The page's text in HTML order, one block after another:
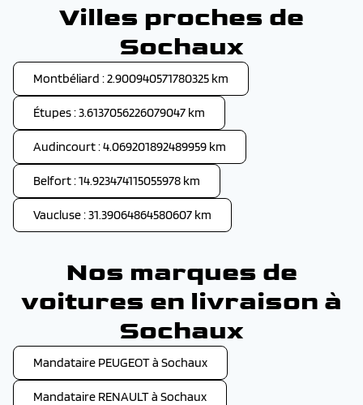
Villes proches de
Sochaux
Montbéliard : 2.900940571780325 km
Étupes : 3.6137056226079047 km
Audincourt : 4.069201892489959 km
Belfort : 14.923474115055978 km
Vaucluse : 31.39064864580607 km
Nos marques de
voitures en livraison à
Sochaux
Mandataire PEUGEOT à Sochaux
Mandataire RENAULT à Sochaux